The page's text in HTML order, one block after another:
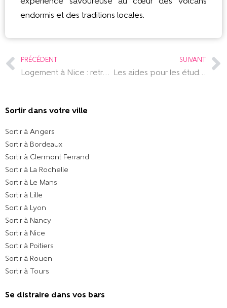
endormis et des traditions locales.
PRÉCÉDENT
Logement à Nice : retrouve le guide des quartiers de la ville
SUIVANT
Les aides pour les étudiants de la région Provence-Alpes-Côte d’Azur
Sortir dans votre ville​
Sortir à Angers
Sortir à Bordeaux
Sortir à Clermont Ferrand
Sortir à La Rochelle
Sortir à Le Mans
Sortir à Lille
Sortir à Lyon
Sortir à Nancy
Sortir à Nice
Sortir à Poitiers
Sortir à Rouen
Sortir à Tours
Se distraire dans vos bars